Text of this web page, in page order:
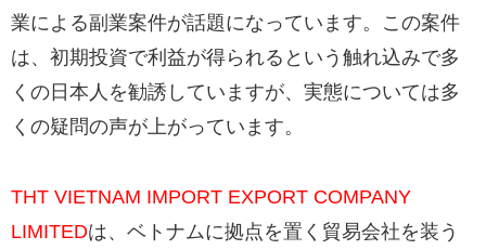
業による副業案件が話題になっています。この案件
は、初期投資で利益が得られるという触れ込みで多
くの日本人を勧誘していますが、実態については多
くの疑問の声が上がっています。
THT VIETNAM IMPORT EXPORT COMPANY
LIMITEDは、ベトナムに拠点を置く貿易会社を装う